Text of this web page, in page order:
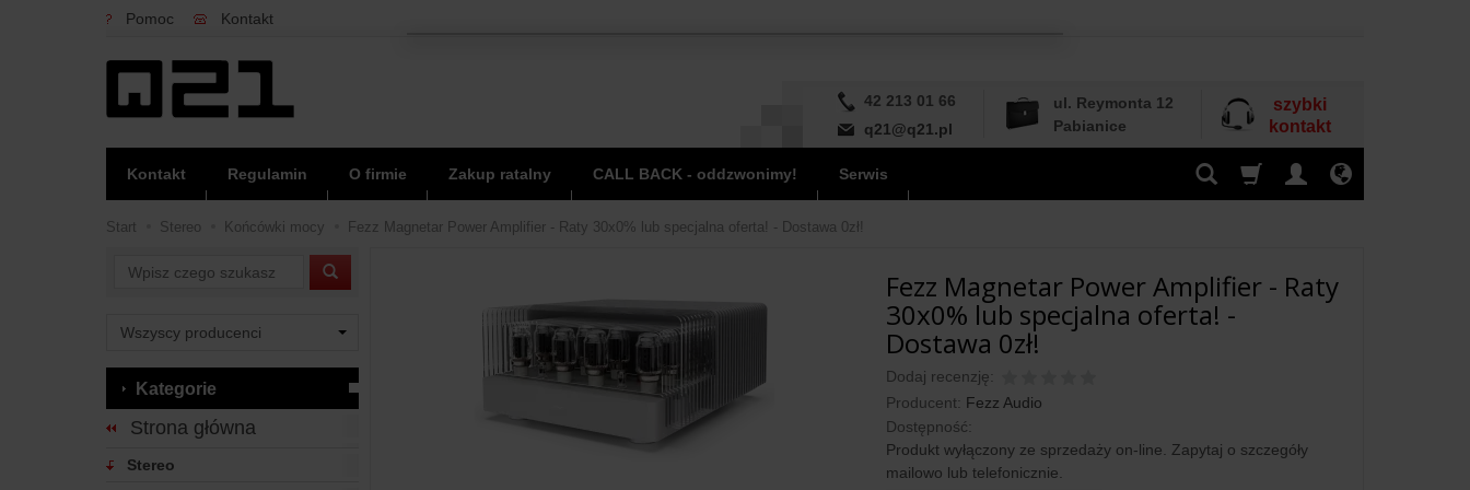
Pomoc Kontakt
42 213 01 66
q21@q21.pl
ul. Reymonta 12
Pabianice
szybki
kontakt
Kontakt Regulamin O firmie Zakup ratalny CALL BACK - oddzwonimy! Serwis
Start Stereo Końcówki mocy Fezz Magnetar Power Amplifier - Raty 30x0% lub specjalna oferta! - Dostawa 0zł!
Fezz Magnetar Power Amplifier - Raty
30x0% lub specjalna oferta! -
Dostawa 0zł!
Dodaj recenzję:
Producent: Fezz Audio
Dostępność:
Produkt wyłączony ze sprzedaży on-line. Zapytaj o szczegóły
mailowo lub telefonicznie.
Wyszukaj
Kategorie
Strona główna
Stereo